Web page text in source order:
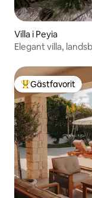
Villa i Peyia
Elegant villa,
Populär
Gästfavorit